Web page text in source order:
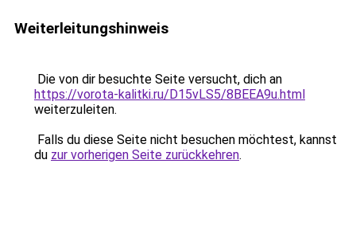
Weiterleitungshinweis
Die von dir besuchte Seite versucht, dich an
https://vorota-kalitki.ru/D15vLS5/8BEEA9u.html
weiterzuleiten.
Falls du diese Seite nicht besuchen möchtest, kannst
du zur vorherigen Seite zurückkehren.